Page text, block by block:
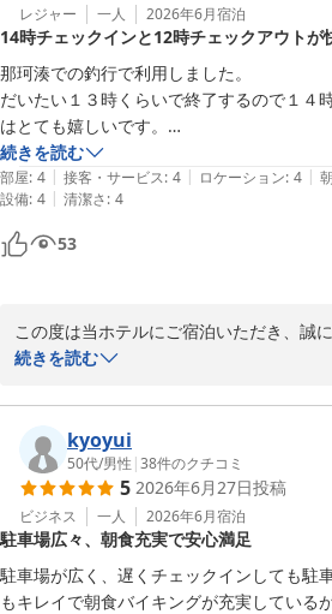
またのご利用をお待ちしております。
ホテルルートイン水戸県庁前
ホテルルートイン水戸県庁前
2026-07-08
レジャー 一人 2026年6月宿泊
14時チェックインと12時チェックアウトが
那珂湊での釣行で利用しました。
だいたい１３時くらいで終了するので１４
はとても嬉しいです。
チェックアウトも１２時迄だったの朝もぐ
続きを読む
部屋: 4 | 接客・サービス: 4 | ロケーション: 4 |
設備: 4 | 清潔さ: 4
53
この度は当ホテルにご宿泊いただき、誠
那珂湊での釣りはいかがでしたでしょうか
す。
「快適に過ごせた」というお言葉をいた
嬉しく存じます。
当ホテルはゆっくり滞在いただけるプラ
や当ホテルの系列店である「海鮮ダイニ
事券付きプランもございます。機会がご
さいませ。
続きを読む
kyoyui
50代/男性 |38件のクチコミ
5 2026年6月27日投稿
ビジネス 一人 2026年6月宿泊
駐車場広々、朝食充実で安心満足
駐車場が広く、遅くチェックインしても駐
もキレイで朝食バイキングが充実している